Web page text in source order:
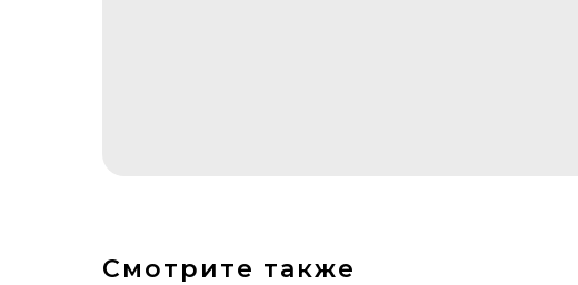
Смотрите также